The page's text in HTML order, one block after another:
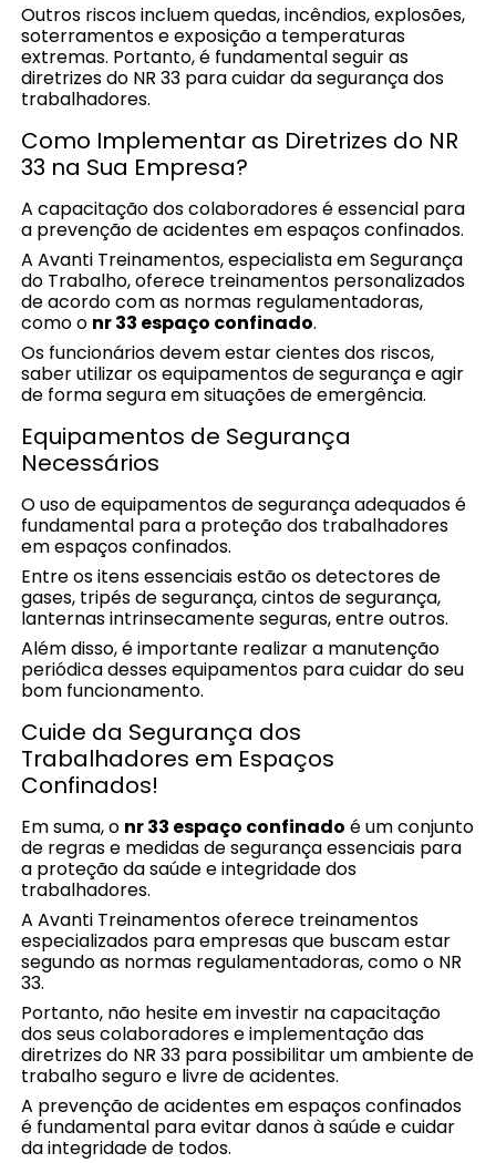
Outros riscos incluem quedas, incêndios, explosões,
soterramentos e exposição a temperaturas
extremas. Portanto, é fundamental seguir as
diretrizes do NR 33 para cuidar da segurança dos
trabalhadores.
Como Implementar as Diretrizes do NR
33 na Sua Empresa?
A capacitação dos colaboradores é essencial para
a prevenção de acidentes em espaços confinados.
A Avanti Treinamentos, especialista em Segurança
do Trabalho, oferece treinamentos personalizados
de acordo com as normas regulamentadoras,
como o nr 33 espaço confinado.
Os funcionários devem estar cientes dos riscos,
saber utilizar os equipamentos de segurança e agir
de forma segura em situações de emergência.
Equipamentos de Segurança
Necessários
O uso de equipamentos de segurança adequados é
fundamental para a proteção dos trabalhadores
em espaços confinados.
Entre os itens essenciais estão os detectores de
gases, tripés de segurança, cintos de segurança,
lanternas intrinsecamente seguras, entre outros.
Além disso, é importante realizar a manutenção
periódica desses equipamentos para cuidar do seu
bom funcionamento.
Cuide da Segurança dos
Trabalhadores em Espaços
Confinados!
Em suma, o nr 33 espaço confinado é um conjunto
de regras e medidas de segurança essenciais para
a proteção da saúde e integridade dos
trabalhadores.
A Avanti Treinamentos oferece treinamentos
especializados para empresas que buscam estar
segundo as normas regulamentadoras, como o NR
33.
Portanto, não hesite em investir na capacitação
dos seus colaboradores e implementação das
diretrizes do NR 33 para possibilitar um ambiente de
trabalho seguro e livre de acidentes.
A prevenção de acidentes em espaços confinados
é fundamental para evitar danos à saúde e cuidar
da integridade de todos.